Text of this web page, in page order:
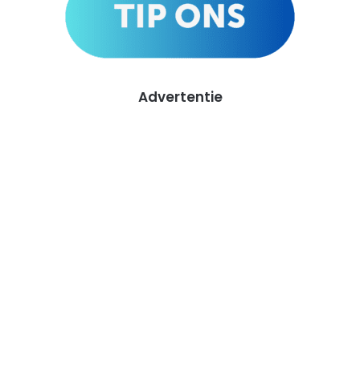
Advertentie